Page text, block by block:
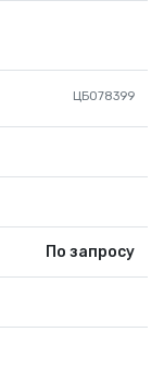
ЦБ078399
По запросу